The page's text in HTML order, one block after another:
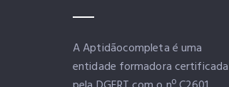
A Aptidãocompleta é uma
entidade formadora certificada